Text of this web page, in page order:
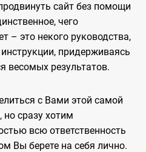
сайт без помощи
чего
– это некого руководства,
придерживаясь
весомых результатов.
с Вами этой самой
но сразу хотим
всю ответственность
Вы берете на себя лично.